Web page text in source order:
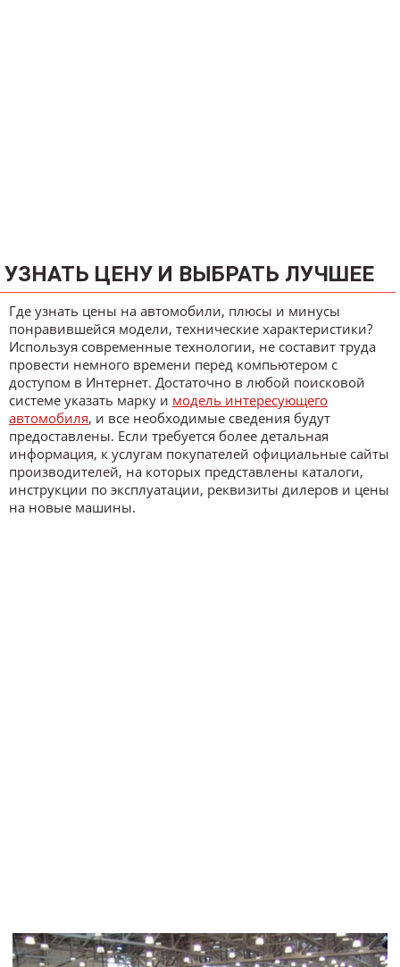
УЗНАТЬ ЦЕНУ И ВЫБРАТЬ ЛУЧШЕЕ
Где узнать цены на автомобили, плюсы и минусы
понравившейся модели, технические характеристики?
Используя современные технологии, не составит труда
провести немного времени перед компьютером с
доступом в Интернет. Достаточно в любой поисковой
системе указать марку и модель интересующего
автомобиля, и все необходимые сведения будут
предоставлены. Если требуется более детальная
информация, к услугам покупателей официальные сайты
производителей, на которых представлены каталоги,
инструкции по эксплуатации, реквизиты дилеров и цены
на новые машины.